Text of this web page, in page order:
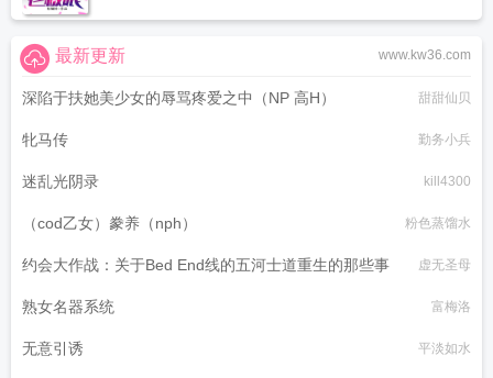
www.kw36.com
最新更新
深陷于扶她美少女的辱骂疼爱之中（NP 高H） 甜甜仙贝
牝马传 勤务小兵
迷乱光阴录 kill4300
（cod乙女）豢养（nph） 粉色蒸馏水
约会大作战：关于Bed End线的五河士道重生的那些事 虚无圣母
熟女名器系统 富梅洛
无意引诱 平淡如水